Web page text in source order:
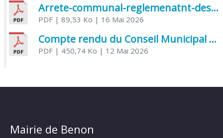
Arrete-communal-reglemenatnt-des-bruits-de-voisinage-et-des-activites-bruyantes
PDF| 89,53 Ko | 16 Mai 2026
Compte rendu du Conseil Municipal du 06 mai 2026
PDF| 450,74 Ko | 12 Mai 2026
Mairie de Benon